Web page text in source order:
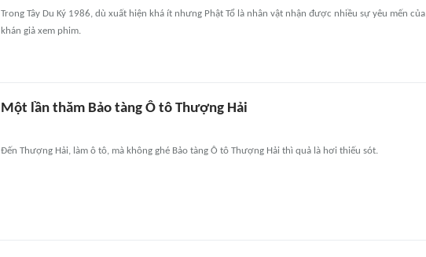
Trong Tây Du Ký 1986, dù xuất hiện khá ít nhưng Phật Tổ là nhân vật nhận được nhiều sự yêu mến của
khán giả xem phim.
Một lần thăm Bảo tàng Ô tô Thượng Hải
Đến Thượng Hải, làm ô tô, mà không ghé Bảo tàng Ô tô Thượng Hải thì quả là hơi thiếu sót.